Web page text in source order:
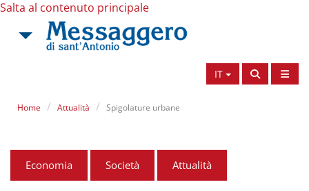
Salta al contenuto principale
IT
Home Attualità Spigolature urbane
Economia Società Attualità